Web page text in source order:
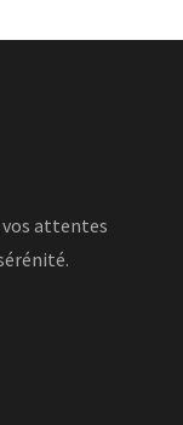
attentes